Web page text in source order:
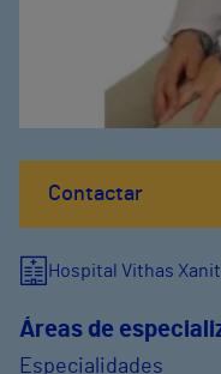
Contactar
Hospital Vithas
Áreas de
Especialidades